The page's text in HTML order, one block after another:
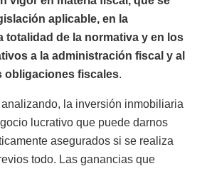
aplicable, en la
totalidad de la normativa y en los
a la administración fiscal y al
obligaciones fiscales. ​​​
la inversión inmobiliaria
lucrativo que puede darnos
asegurados si se realiza
todo. Las ganancias que